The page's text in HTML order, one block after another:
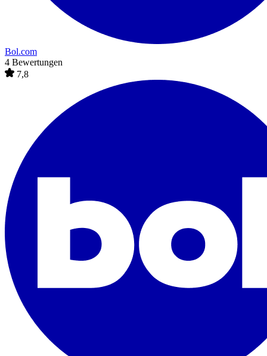
Bol.com
4 Bewertungen
7,8